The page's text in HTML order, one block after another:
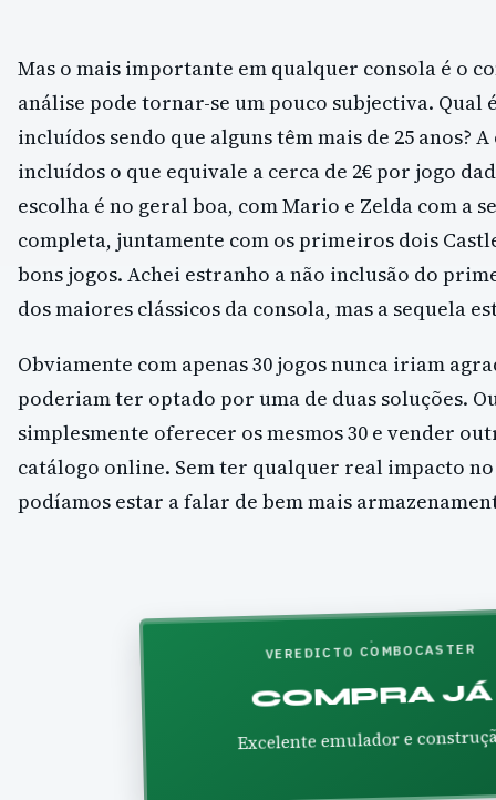
Mas o mais importante em qualquer consola é o
análise pode tornar-se um pouco subjectiva. Qual
incluídos sendo que alguns têm mais de 25 anos?
incluídos o que equivale a cerca de 2€ por jogo
escolha é no geral boa, com Mario e Zelda com a
completa, juntamente com os primeiros dois
bons jogos. Achei estranho a não inclusão do
dos maiores clássicos da consola, mas a sequela
Obviamente com apenas 30 jogos nunca iriam
poderiam ter optado por uma de duas soluções.
simplesmente oferecer os mesmos 30 e vender
catálogo online. Sem ter qualquer real impacto
podíamos estar a falar de bem mais
VEREDICTO COMBOCASTER
COMPRA JÁ
Excelente emulador e